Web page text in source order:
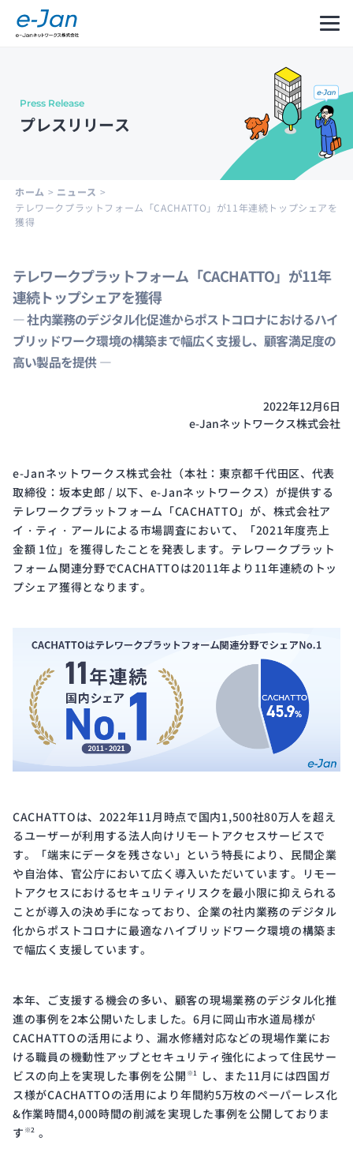
Company
Information
Message
from
メッ
セー
Leadership
経営
陣紹
介
History
沿革
and
Structure
クル
と体
Public
Notice
電子
公示
ISMS
Certification
ISMS
認証
Press Release
プレスリリース
ホーム > ニュース >
テレワークプラットフォーム「CACHATTO」が11年連続トップシェアを
獲得
テレワークプラットフォーム「CACHATTO」が11年
連続トップシェアを獲得
― 社内業務のデジタル化促進からポストコロナにおけるハイ
ブリッドワーク環境の構築まで幅広く支援し、顧客満足度の
高い製品を提供 ―
2022年12月6日
e-Janネットワークス株式会社
e-Janネットワークス株式会社（本社：東京都千代田区、代表
取締役：坂本史郎 / 以下、e-Janネットワークス）が提供する
テレワークプラットフォーム「CACHATTO」が、株式会社ア
イ・ティ・アールによる市場調査において、「2021年度売上
金額 1位」を獲得したことを発表します。テレワークプラット
フォーム関連分野でCACHATTOは2011年より11年連続のトッ
プシェア獲得となります。
CACHATTOは、2022年11月時点で国内1,500社80万人を超え
るユーザーが利用する法人向けリモートアクセスサービスで
す。「端末にデータを残さない」という特長により、民間企業
や自治体、官公庁において広く導入いただいています。リモー
トアクセスにおけるセキュリティリスクを最小限に抑えられる
ことが導入の決め手になっており、企業の社内業務のデジタル
化からポストコロナに最適なハイブリッドワーク環境の構築ま
で幅広く支援しています。
本年、ご支援する機会の多い、顧客の現場業務のデジタル化推
進の事例を2本公開いたしました。6月に岡山市水道局様が
CACHATTOの活用により、漏水修繕対応などの現場作業にお
ける職員の機動性アップとセキュリティ強化によって住民サー
ビスの向上を実現した事例を公開 ※1
し、また11月には四国ガ
ス様がCACHATTOの活用により年間約5万枚のペーパーレス化
&作業時間4,000時間の削減を実現した事例を公開しておりま
す ※2 。